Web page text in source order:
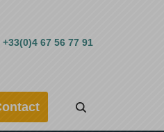
+33(0)4 67 56 77 91